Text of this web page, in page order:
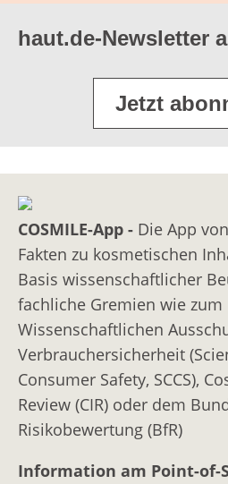
Verdickungsmittel/
Ölkomponenten
haut.de-Newsletter
Jetzt
COSMILE-App - Die App
Fakten zu kosmetischen
Basis wissenschaftlicher
fachliche Gremien wie
Wissenschaftlichen
Verbrauchersicherheit
Consumer Safety, SCCS),
Review (CIR) oder dem
Risikobewertung (BfR)
Information am Point-of-